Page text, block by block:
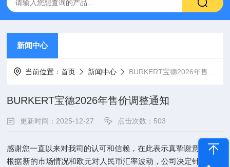
新闻中心
当前位置：首页 新闻中心 BURKERT宝德2026年售价调整通知
BURKERT宝德2026年售价调整通知
更新时间：2025-12-27 点击次数：503
感谢您一直以来对我司的认可和信赖，在此表示真挚谢意!
根据新的市场情况和欧元对人民币汇率波动，公司决定针对不同